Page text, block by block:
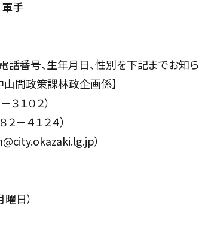
手
、生年月日、性別を下記までお知ら
政策課林政企画係】
０２）
４１２４）
）
日）